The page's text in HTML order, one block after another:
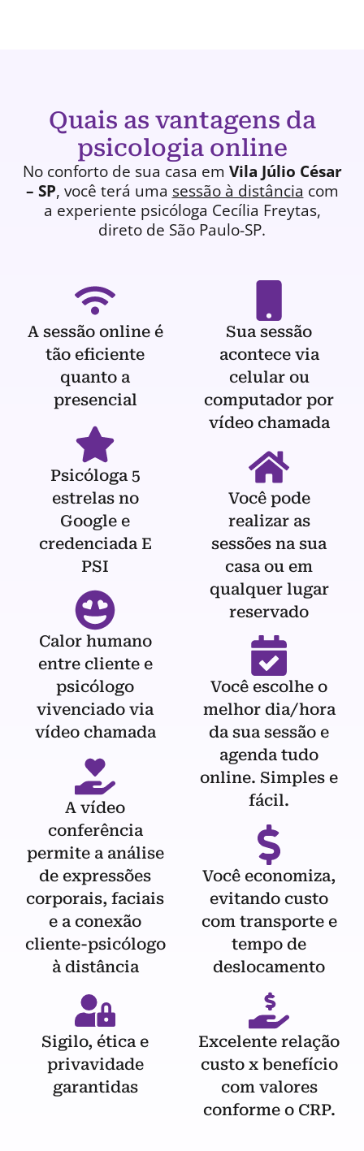
Quais as vantagens da
psicologia online
No conforto de sua casa em Vila Júlio César
– SP, você terá uma sessão à distância com
a experiente psicóloga Cecília Freytas,
direto de São Paulo-SP.
A sessão online é
tão eficiente
quanto a
presencial
Psicóloga 5
estrelas no
Google e
credenciada E
PSI
Calor humano
entre cliente e
psicólogo
vivenciado via
vídeo chamada
A vídeo
conferência
permite a análise
de expressões
corporais, faciais
e a conexão
cliente-psicólogo
à distância
Sigilo, ética e
privavidade
garantidas
Sua sessão
acontece via
celular ou
computador por
vídeo chamada
Você pode
realizar as
sessões na sua
casa ou em
qualquer lugar
reservado
Você escolhe o
melhor dia/hora
da sua sessão e
agenda tudo
online. Simples e
fácil.
Você economiza,
evitando custo
com transporte e
tempo de
deslocamento
Excelente relação
custo x benefício
com valores
conforme o CRP.